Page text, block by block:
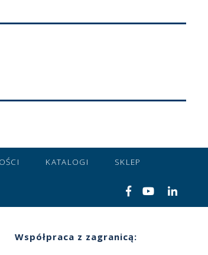
KATALOGI SKLEP
Współpraca z zagranicą: